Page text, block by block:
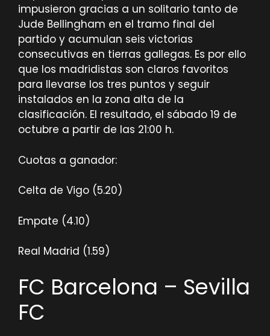
impusieron gracias a un solitario tanto de
Jude Bellingham en el tramo final del
partido y acumulan seis victorias
consecutivas en tierras gallegas. Es por ello
que los madridistas son claros favoritos
para llevarse los tres puntos y seguir
instalados en la zona alta de la
clasificación. El resultado, el sábado 19 de
octubre a partir de las 21:00 h.
Cuotas a ganador:
Celta de Vigo (5.20)
Empate (4.10)
Real Madrid (1.59)
FC Barcelona – Sevilla
FC